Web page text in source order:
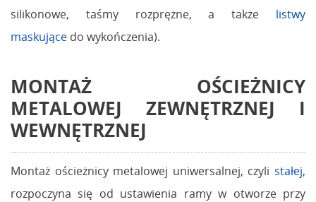
silikonowe, taśmy rozprężne, a także listwy
maskujące do wykończenia).
MONTAŻ OŚCIEŻNICY
METALOWEJ ZEWNĘTRZNEJ I
WEWNĘTRZNEJ
Montaż ościeżnicy metalowej uniwersalnej, czyli stałej,
rozpoczyna się od ustawienia ramy w otworze przy